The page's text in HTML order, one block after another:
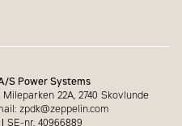
S Power Systems
Mileparken 22A, 2740 Skovlunde
zpdk@zeppelin.com
SE-nr. 40966889